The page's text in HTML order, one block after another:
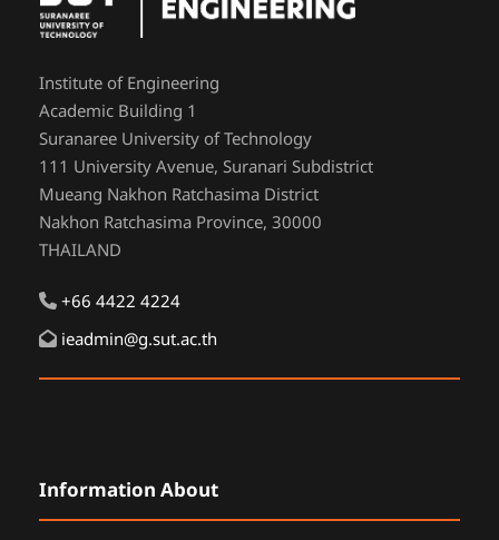
Institute of Engineering
Academic Building 1
Suranaree University of Technology
111 University Avenue, Suranari Subdistrict
Mueang Nakhon Ratchasima District
Nakhon Ratchasima Province, 30000
THAILAND
+66 4422 4224
ieadmin@g.sut.ac.th
Information About